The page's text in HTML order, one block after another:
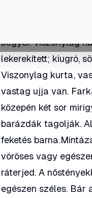
Jegyei: viszonylag
lekerekített; kiugró,
Viszonylag kurta,
vastag ujja van.
közepén két sor
barázdák tagolják.
feketés
vöröses vagy
ráterjed. A
egészen széles.